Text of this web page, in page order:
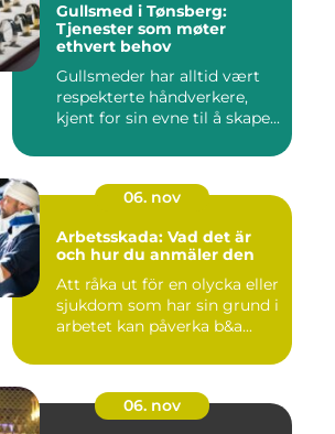
Gullsmed i Tønsberg:
Tjenester som møter
ethvert behov
Gullsmeder har alltid vært
respekterte håndverkere,
kjent for sin evne til å skape...
06. nov
Arbetsskada: Vad det är
och hur du anmäler den
Att råka ut för en olycka eller
sjukdom som har sin grund i
arbetet kan påverka b&a...
06. nov